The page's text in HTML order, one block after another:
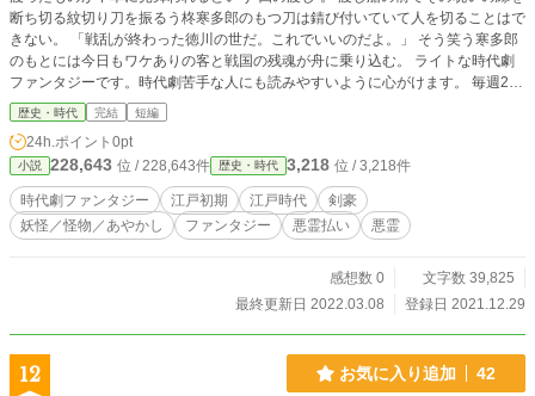
断ち切る紋切り刀を振るう柊寒多郎のもつ刀は錆び付いていて人を切ることはで
きない。 「戦乱が終わった徳川の世だ。これでいいのだよ。」 そう笑う寒多郎
のもとには今日もワケありの客と戦国の残魂が舟に乗り込む。 ライトな時代劇
ファンタジーです。時代劇苦手な人にも読みやすいように心がけます。 毎週2-3
話ほど公開していきます。 色々とご意見、ご感想いただければ幸いです。
歴史・時代 完結 短編
24h.ポイント 0pt
小説 228,643 位 / 228,643件 歴史・時代 3,218 位 / 3,218件
時代劇ファンタジー 江戸初期 江戸時代
剣豪
妖怪／怪物／あやかし
ファンタジー 悪霊払い 悪霊
感想数 0
文字数 39,825
最終更新日 2022.03.08
登録日 2021.12.29
12 お気に入り追加 42